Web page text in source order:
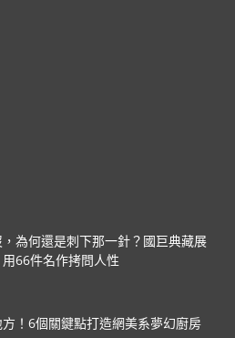
為何還是刺下那一針？國巨典藏展
用66件名作拷問人性
！6個關鍵點打造網美系夢幻廚房